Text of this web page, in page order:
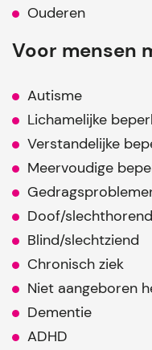
Ouderen
Voor mensen
Autisme
Lichamelijke
Verstandelijke
Meervoudige
Doof/slechthorend
Blind/slechtziend
Chronisch ziek
Niet aangeboren
Dementie
ADHD